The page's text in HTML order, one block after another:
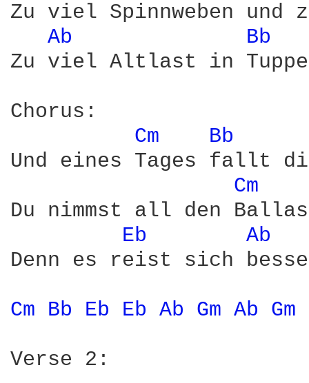
Zu viel Spinnweben und
Ab
Bb
Zu viel Altlast in
Chorus:
Cm
Bb
Und eines Tages fallt
Cm
Du nimmst all den
Eb
Ab
Denn es reist sich
Cm Bb Eb Eb Ab Gm Ab Gm
Verse 2: